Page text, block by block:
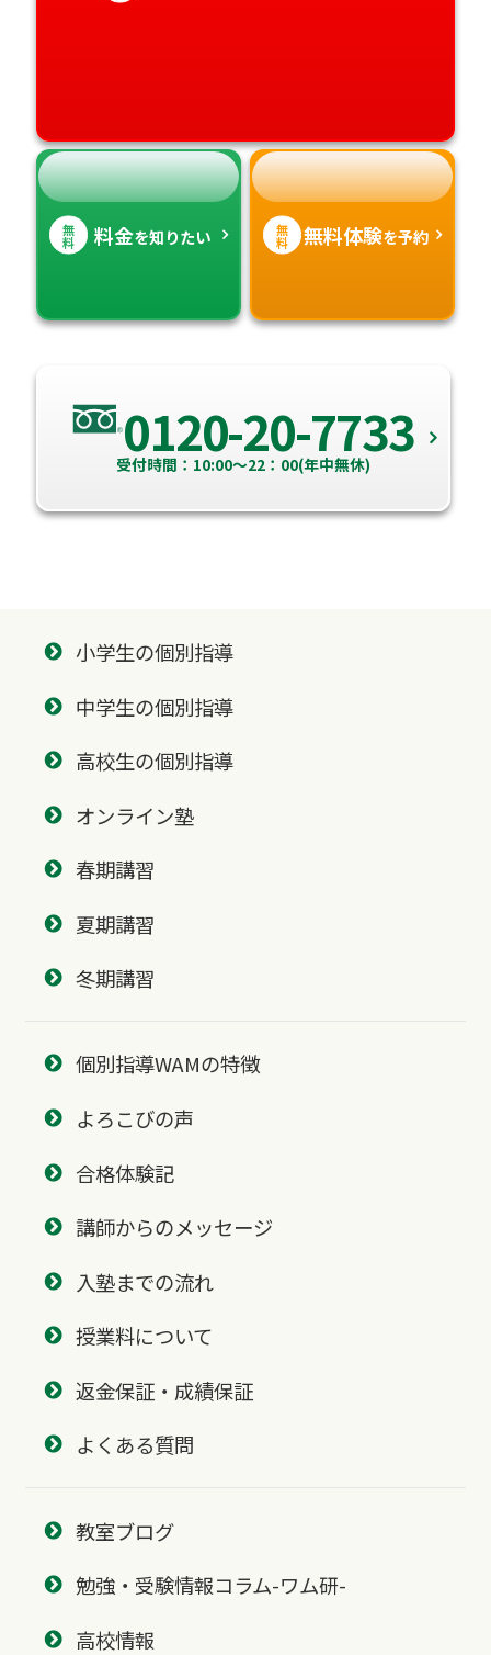
無
料 料金を知りたい 無
料 無料体験を予約
0120-20-7733
受付時間：10:00～22：00(年中無休)
小学生の個別指導
中学生の個別指導
高校生の個別指導
オンライン塾
春期講習
夏期講習
冬期講習
個別指導WAMの特徴
よろこびの声
合格体験記
講師からのメッセージ
入塾までの流れ
授業料について
返金保証・成績保証
よくある質問
教室ブログ
勉強・受験情報コラム-ワム研-
高校情報